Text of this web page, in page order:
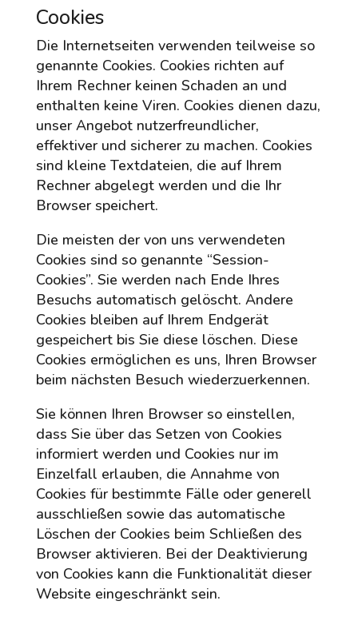
Cookies
Die Internetseiten verwenden teilweise so
genannte Cookies. Cookies richten auf
Ihrem Rechner keinen Schaden an und
enthalten keine Viren. Cookies dienen dazu,
unser Angebot nutzerfreundlicher,
effektiver und sicherer zu machen. Cookies
sind kleine Textdateien, die auf Ihrem
Rechner abgelegt werden und die Ihr
Browser speichert.
Die meisten der von uns verwendeten
Cookies sind so genannte “Session-
Cookies”. Sie werden nach Ende Ihres
Besuchs automatisch gelöscht. Andere
Cookies bleiben auf Ihrem Endgerät
gespeichert bis Sie diese löschen. Diese
Cookies ermöglichen es uns, Ihren Browser
beim nächsten Besuch wiederzuerkennen.
Sie können Ihren Browser so einstellen,
dass Sie über das Setzen von Cookies
informiert werden und Cookies nur im
Einzelfall erlauben, die Annahme von
Cookies für bestimmte Fälle oder generell
ausschließen sowie das automatische
Löschen der Cookies beim Schließen des
Browser aktivieren. Bei der Deaktivierung
von Cookies kann die Funktionalität dieser
Website eingeschränkt sein.